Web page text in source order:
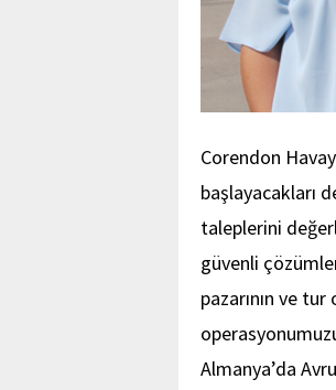
Corendon
başlayacakları
taleplerini
güvenli
pazarının ve
Almanya’da